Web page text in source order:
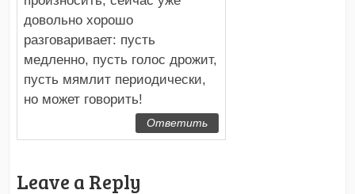
довольно хорошо
разговаривает: пусть
медленно, пусть голос дрожит,
пусть мямлит периодически,
но может говорить!
Ответить
Leave a Reply